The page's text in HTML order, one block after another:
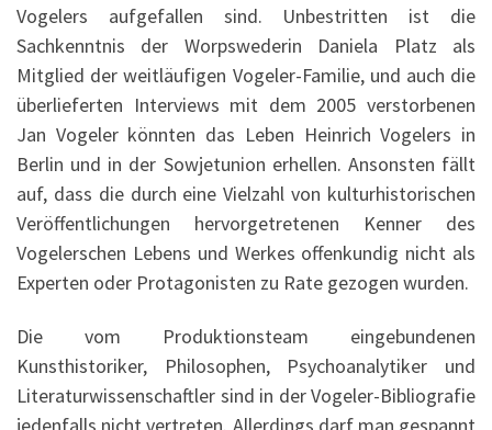
Vogelers aufgefallen sind. Unbestritten ist die
Sachkenntnis der Worpswederin Daniela Platz als
Mitglied der weitläufigen Vogeler-Familie, und auch die
überlieferten Interviews mit dem 2005 verstorbenen
Jan Vogeler könnten das Leben Heinrich Vogelers in
Berlin und in der Sowjetunion erhellen. Ansonsten fällt
auf, dass die durch eine Vielzahl von kulturhistorischen
Veröffentlichungen hervorgetretenen Kenner des
Vogelerschen Lebens und Werkes offenkundig nicht als
Experten oder Protagonisten zu Rate gezogen wurden.
Die vom Produktionsteam eingebundenen
Kunsthistoriker, Philosophen, Psychoanalytiker und
Literaturwissenschaftler sind in der Vogeler-Bibliografie